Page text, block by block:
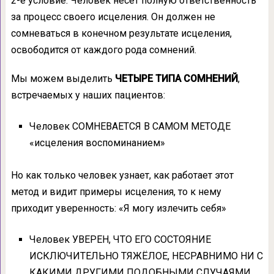
за процесс своего исцеления. Он должен не
сомневаться в конечном результате исцеления,
освободится от каждого рода сомнений.
Мы можем выделить ЧЕТЫРЕ ТИПА СОМНЕНИЙ,
встречаемых у наших пациентов:
Человек СОМНЕВАЕТСЯ В САМОМ МЕТОДЕ
«исцеления воспоминанием»
Но как только человек узнает, как работает этот
метод и видит примеры исцеления, то к нему
приходит уверенность: «Я могу излечить себя»
Человек УВЕРЕН, ЧТО ЕГО СОСТОЯНИЕ
ИСКЛЮЧИТЕЛЬНО ТЯЖЁЛОЕ, НЕСРАВНИМО НИ С